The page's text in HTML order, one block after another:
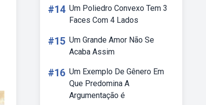
#14 Um Poliedro Convexo Tem 3
Faces Com 4 Lados
#15 Um Grande Amor Não Se
Acaba Assim
#16 Um Exemplo De Gênero Em
Que Predomina A
Argumentação é